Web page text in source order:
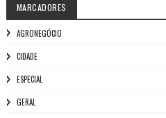
MARCADORES
AGRONEGÓCIO
CIDADE
ESPECIAL
GERAL